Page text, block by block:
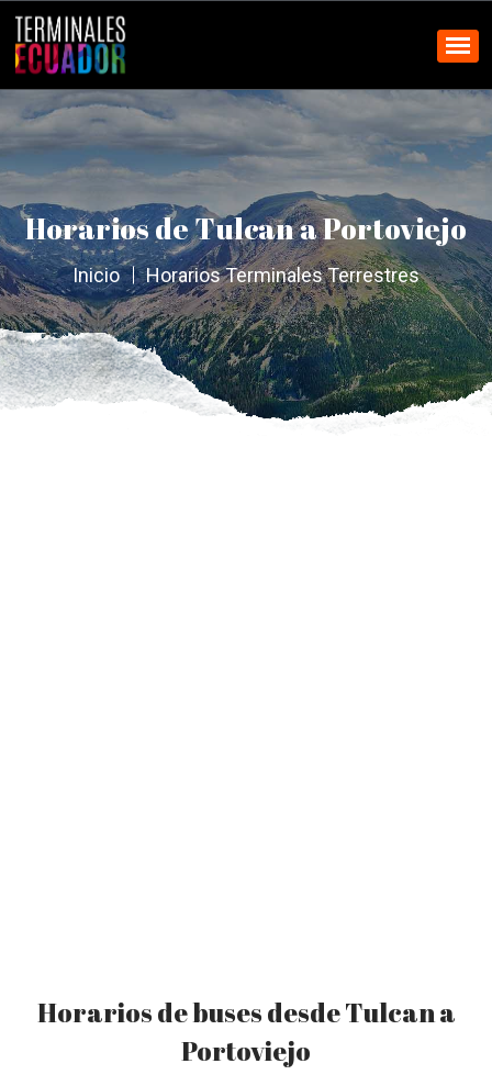
Horarios de Tulcan a Portoviejo
Inicio Horarios Terminales Terrestres
Horarios de buses desde Tulcan a
Portoviejo